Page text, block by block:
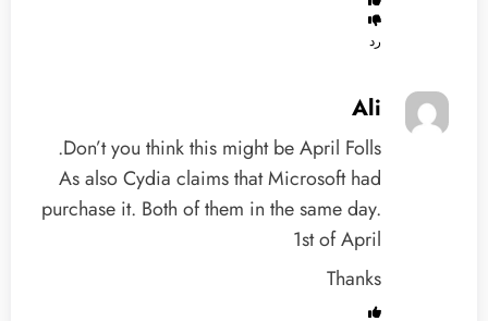
رد
Ali
Don’t you think this might be April Folls.
As also Cydia claims that Microsoft had
purchase it. Both of them in the same day.
1st of April
Thanks